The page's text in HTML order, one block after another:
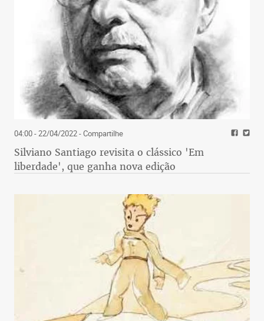
04:00 - 22/04/2022- Compartilhe
Silviano Santiago revisita o clássico 'Em
liberdade', que ganha nova edição